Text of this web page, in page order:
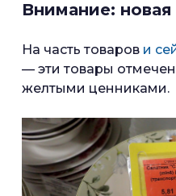
Внимание: новая
На часть товаров и
— эти товары
желтыми ценниками.